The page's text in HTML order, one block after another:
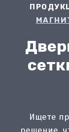
Ищете